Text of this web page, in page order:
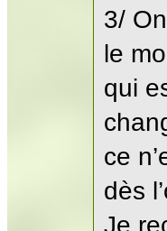
3/
le
qui
ce
dès
Je